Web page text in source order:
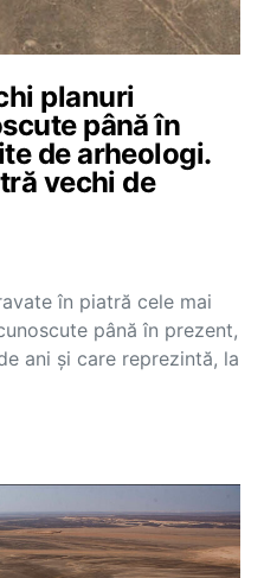
planuri
până în
de arheologi.
vechi de
în piatră cele mai
până în prezent,
ani şi care reprezintă, la